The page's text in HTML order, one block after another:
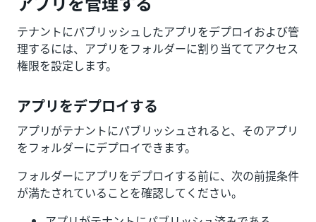
テナントにパブリッシュしたアプリをデプロイおよび管
理するには、アプリをフォルダーに割り当ててアクセス
権限を設定します。
アプリをデプロイする
アプリがテナントにパブリッシュされると、そのアプリ
をフォルダーにデプロイできます。
フォルダーにアプリをデプロイする前に、次の前提条件
が満たされていることを確認してください。